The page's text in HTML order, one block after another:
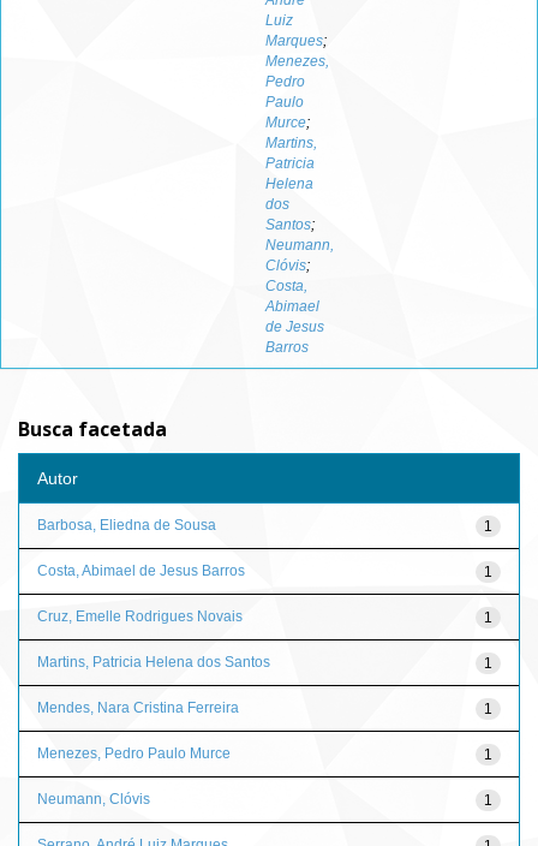
Luiz
Marques;
Menezes,
Pedro
Paulo
Murce;
Martins,
Patricia
Helena
dos
Santos;
Neumann,
Clóvis;
Costa,
Abimael
de Jesus
Barros
Busca facetada
Autor
1
Barbosa, Eliedna de Sousa
1
Costa, Abimael de Jesus Barros
1
Cruz, Emelle Rodrigues Novais
1
Martins, Patricia Helena dos Santos
1
Mendes, Nara Cristina Ferreira
1
Menezes, Pedro Paulo Murce
1
Neumann, Clóvis